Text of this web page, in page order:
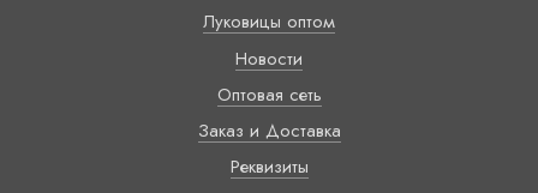
Луковицы оптом
Новости
Оптовая сеть
Заказ и Доставка
Реквизиты